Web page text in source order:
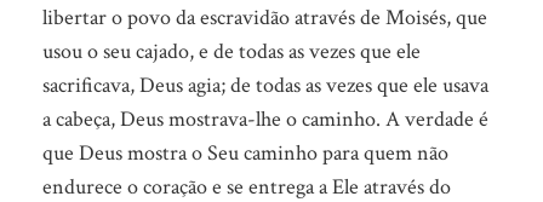
libertar o povo da escravidão através de Moisés, que
usou o seu cajado, e de todas as vezes que ele
sacrificava, Deus agia; de todas as vezes que ele usava
a cabeça, Deus mostrava-lhe o caminho. A verdade é
que Deus mostra o Seu caminho para quem não
endurece o coração e se entrega a Ele através do